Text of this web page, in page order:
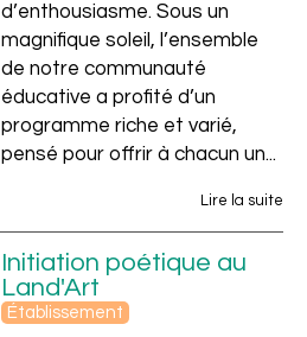
d’enthousiasme. Sous un
magnifique soleil, l’ensemble
de notre communauté
éducative a profité d’un
programme riche et varié,
pensé pour offrir à chacun un...
Lire la suite
Initiation poétique au
Land'Art
Établissement